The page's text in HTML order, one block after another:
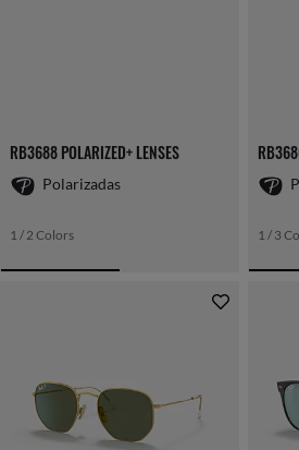
RB3688 POLARIZED+ LENSES
Polarizadas
1 / 2 Colors 1 / 3